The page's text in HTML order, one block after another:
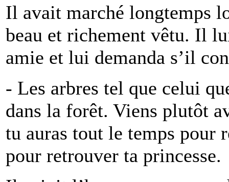
Il avait marché longtemps
beau et richement vêtu. Il
amie et lui demanda s’il
- Les arbres tel que celui
dans la forêt. Viens plutôt
tu auras tout le temps
pour retrouver ta princesse.